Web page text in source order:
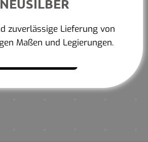
NEUSILBER
zuverlässige Lieferung von
Maßen und Legierungen.